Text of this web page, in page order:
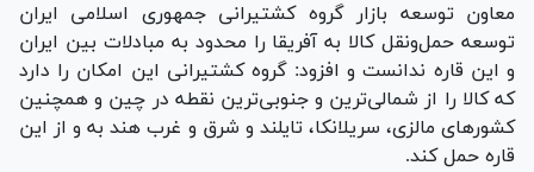
معاون توسعه بازار گروه کشتیرانی جمهوری اسلامی ایران
توسعه حمل‌و‌نقل کالا به آفریقا را محدود به مبادلات بین ایران
و این قاره ندانست و افزود: گروه کشتیرانی این امکان را دارد
که کالا را از شمالی‌ترین و جنوبی‌ترین نقطه در چین و همچنین
کشور‌های مالزی، سریلانکا، تایلند و شرق و غرب هند به و از این
قاره حمل کند.